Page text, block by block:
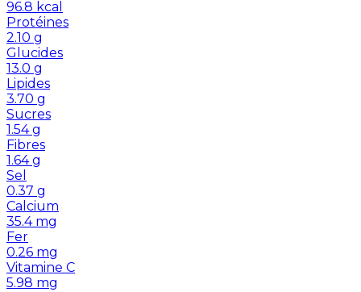
96.8 kcal
Protéines
2.10 g
Glucides
13.0 g
Lipides
3.70 g
Sucres
1.54 g
Fibres
1.64 g
Sel
0.37 g
Calcium
35.4 mg
Fer
0.26 mg
Vitamine C
5.98 mg